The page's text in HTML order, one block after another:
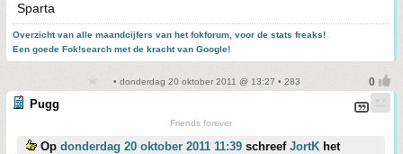
Sparta
Overzicht van alle maandcijfers van het fokforum, voor de stats freaks!
Een goede Fok!search met de kracht van Google!
• donderdag 20 oktober 2011 @ 13:27 • 283
Pugg
Friends forever
Op donderdag 20 oktober 2011 11:39 schreef JortK het